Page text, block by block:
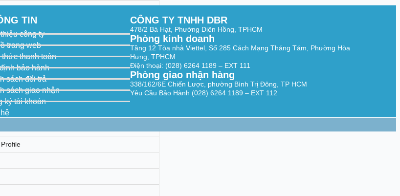
1520, 1920 × 1080, 1280 × 720)
640 × 360)
640 × 360)
× 720, 640 × 480, 640 × 360)
720, 640 × 480, 640 × 360)
settings.
H.265+
settings.
TIN
công ty
trang web
thức thanh toán
bảo hành
sách đổi trả
sách giao nhận
ký tài khoản
CÔNG TY TNHH DBR
478/2 Bà Hạt, Phường Diên Hồng, TPHCM
Phòng kinh doanh
Tầng 12 Tòa nhà Viettel, Số 285 Cách Mạng Tháng Tám, Phường Hòa
Hưng, TPHCM
Điện thoại: (028) 6264 1189 – EXT 111
Phòng giao nhận hàng
338/162/6E Chiến Lược, phường Bình Trị Đông, TP HCM
Yêu Cầu Bảo Hành (028) 6264 1189 – EXT 112